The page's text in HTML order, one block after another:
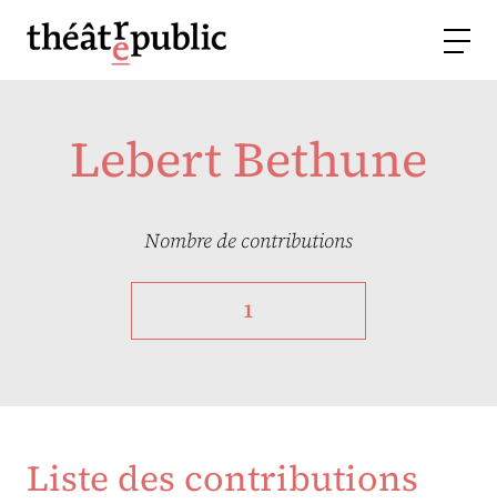
Lebert Bethune
Nombre de contributions
1
Liste des contributions